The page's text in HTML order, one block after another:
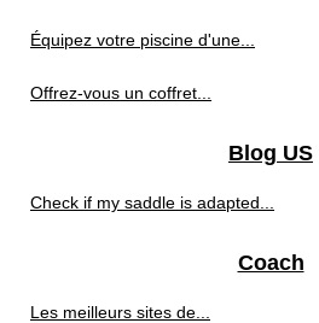
Équipez votre piscine d'une...
Offrez-vous un coffret...
Blog US
Check if my saddle is adapted...
Coach
Les meilleurs sites de...